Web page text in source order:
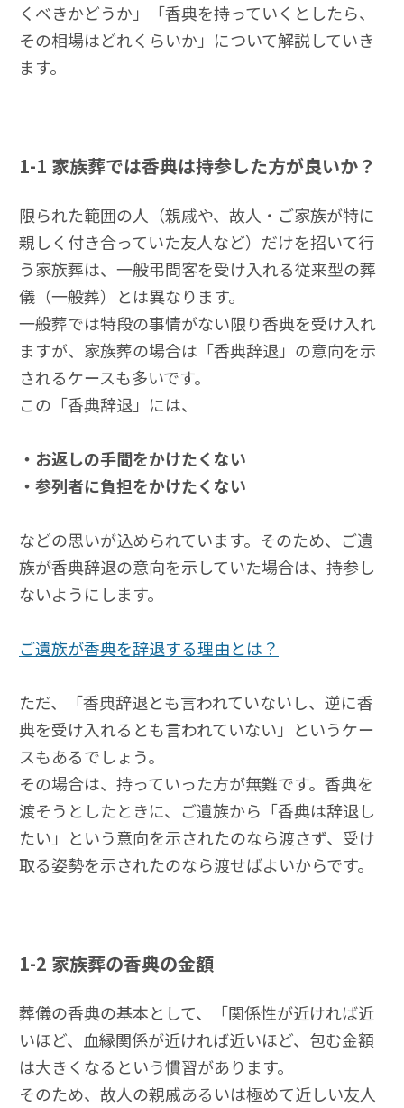
くべきかどうか」「香典を持っていくとしたら、
その相場はどれくらいか」について解説していき
ます。
1-1 家族葬では香典は持参した方が良いか？
限られた範囲の人（親戚や、故人・ご家族が特に
親しく付き合っていた友人など）だけを招いて行
う家族葬は、一般弔問客を受け入れる従来型の葬
儀（一般葬）とは異なります。
一般葬では特段の事情がない限り香典を受け入れ
ますが、家族葬の場合は「香典辞退」の意向を示
されるケースも多いです。
この「香典辞退」には、
・お返しの手間をかけたくない
・参列者に負担をかけたくない
などの思いが込められています。そのため、ご遺
族が香典辞退の意向を示していた場合は、持参し
ないようにします。
ご遺族が香典を辞退する理由とは？
ただ、「香典辞退とも言われていないし、逆に香
典を受け入れるとも言われていない」というケー
スもあるでしょう。
その場合は、持っていった方が無難です。香典を
渡そうとしたときに、ご遺族から「香典は辞退し
たい」という意向を示されたのなら渡さず、受け
取る姿勢を示されたのなら渡せばよいからです。
1-2 家族葬の香典の金額
葬儀の香典の基本として、「関係性が近ければ近
いほど、血縁関係が近ければ近いほど、包む金額
は大きくなるという慣習があります。
そのため、故人の親戚あるいは極めて近しい友人